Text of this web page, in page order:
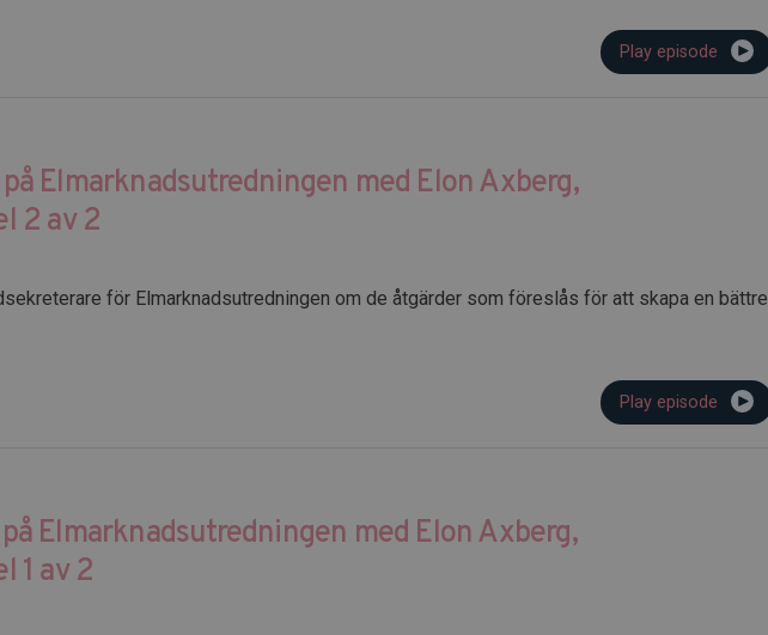
Play episode
Elmarknadsutredningen med Elon Axberg,
2 av 2
för Elmarknadsutredningen om de åtgärder som föreslås för att skapa en bättre
Play episode
Elmarknadsutredningen med Elon Axberg,
1 av 2